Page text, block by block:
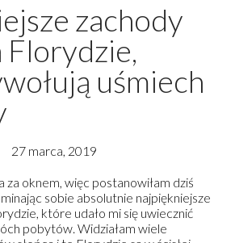
zachody
Florydzie,
uśmiech
27 marca, 2019
za oknem, więc postanowiłam dziś
sobie absolutnie najpiękniejsze
które udało mi się uwiecznić
pobytów. Widziałam wiele